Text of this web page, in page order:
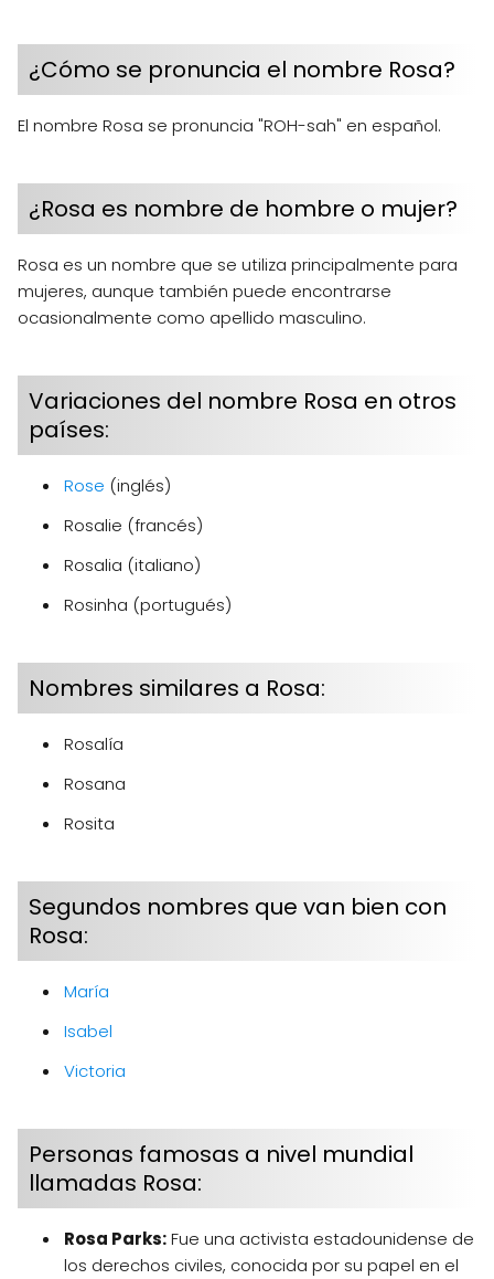
¿Cómo se pronuncia el nombre Rosa?
El nombre Rosa se pronuncia "ROH-sah" en español.
¿Rosa es nombre de hombre o mujer?
Rosa es un nombre que se utiliza principalmente para
mujeres, aunque también puede encontrarse
ocasionalmente como apellido masculino.
Variaciones del nombre Rosa en otros
países:
Rose (inglés)
Rosalie (francés)
Rosalia (italiano)
Rosinha (portugués)
Nombres similares a Rosa:
Rosalía
Rosana
Rosita
Segundos nombres que van bien con
Rosa:
María
Isabel
Victoria
Personas famosas a nivel mundial
llamadas Rosa:
Rosa Parks:Fue una activista estadounidense de
los derechos civiles, conocida por su papel en el